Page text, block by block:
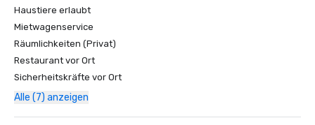
Haustiere erlaubt
Mietwagenservice
Räumlichkeiten (Privat)
Restaurant vor Ort
Sicherheitskräfte vor Ort
Alle (7) anzeigen